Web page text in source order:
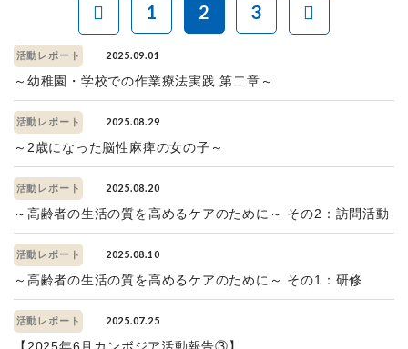
1 2 3
活動レポート 2025.09.01
～幼稚園・学校での作業療法実践 第二章～
活動レポート 2025.08.29
～2歳になった脳性麻痺の女の子～
活動レポート 2025.08.20
～高齢者の生活の質を高めるケアのために～ その2：訪問活動
活動レポート 2025.08.10
～高齢者の生活の質を高めるケアのために～ その1：研修
活動レポート 2025.07.25